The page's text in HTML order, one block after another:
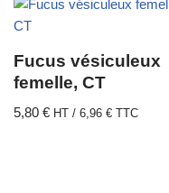
Fucus vésiculeux
femelle, CT
5,80 € HT / 6,96 € TTC